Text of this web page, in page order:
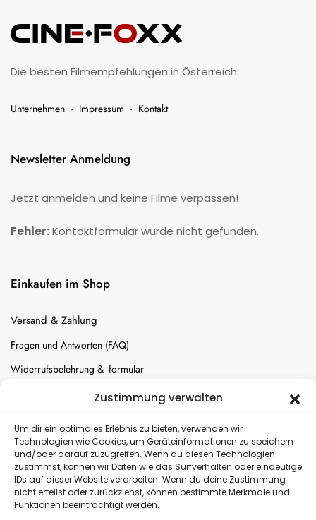
Zustimmung verwalten
Um dir ein optimales Erlebnis zu bieten, verwenden wir
Technologien wie Cookies, um Geräteinformationen zu speichern
und/oder darauf zuzugreifen. Wenn du diesen Technologien
zustimmst, können wir Daten wie das Surfverhalten oder eindeutige
IDs auf dieser Website verarbeiten. Wenn du deine Zustimmung
nicht erteilst oder zurückziehst, können bestimmte Merkmale und
Funktionen beeinträchtigt werden.
Die besten Filmempfehlungen in Österreich.
Unternehmen · Impressum · Kontakt
Newsletter Anmeldung
Jetzt anmelden und keine Filme verpassen!
Fehler:Kontaktformular wurde nicht gefunden.
Einkaufen im Shop
Versand & Zahlung
Fragen und Antworten (FAQ)
Widerrufsbelehrung & -formular
Batterien-Entsorgung
Versand
Kostenloser Rückversand